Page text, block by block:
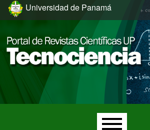
Ir al menú de navegación principal
Ir al contenido principal
Ir al pie de página del sitio
Universidad de Panamá